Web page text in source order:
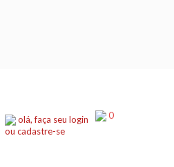
0
olá, faça seu login
ou cadastre-se